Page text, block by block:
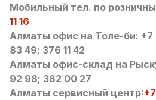
Мобильный тел. по
11 16
Алматы офис на Толе-би: +7
83 49; 376 11 42
Алматы офис-склад на
92 98; 382 00 27
Алматы сервисный центр: